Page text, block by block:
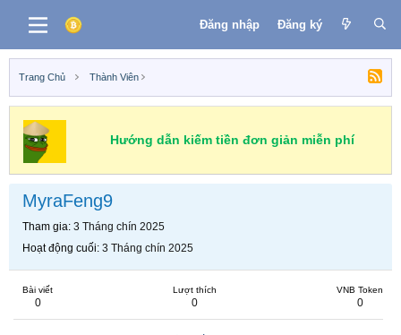
Đăng nhập Đăng ký
Trang Chủ Thành Viên
Hướng dẫn kiếm tiền đơn giản miễn phí
MyraFeng9
Tham gia 3 Tháng chín 2025
Hoạt động cuối 3 Tháng chín 2025
Bài viết
0
Lượt thích
0
VNB Token
0